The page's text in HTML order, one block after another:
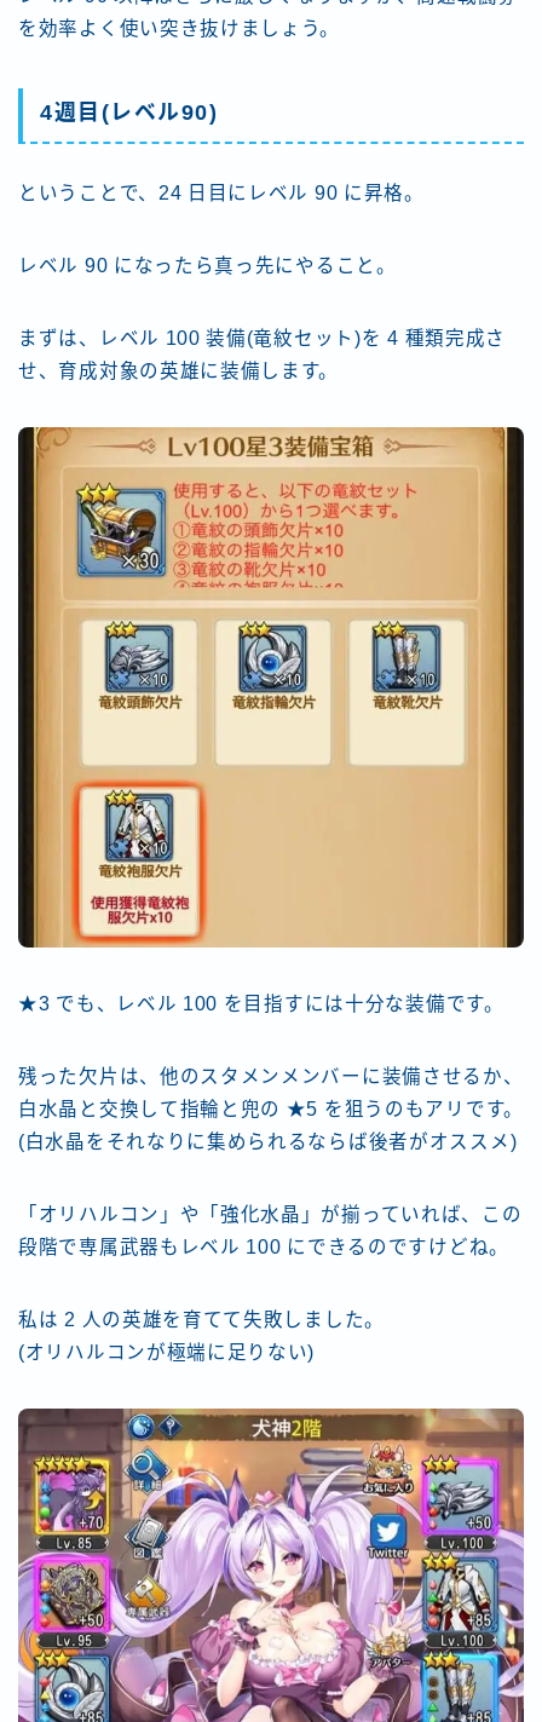
を効率よく使い突き抜けましょう。
4週目(レベル90)
ということで、24 日目にレベル 90 に昇格。
レベル 90 になったら真っ先にやること。
まずは、レベル 100 装備(竜紋セット)を 4 種類完成さ
せ、育成対象の英雄に装備します。
★3 でも、レベル 100 を目指すには十分な装備です。
残った欠片は、他のスタメンメンバーに装備させるか、
白水晶と交換して指輪と兜の ★5 を狙うのもアリです。
(白水晶をそれなりに集められるならば後者がオススメ)
「オリハルコン」や「強化水晶」が揃っていれば、この
段階で専属武器もレベル 100 にできるのですけどね。
私は 2 人の英雄を育てて失敗しました。
(オリハルコンが極端に足りない)